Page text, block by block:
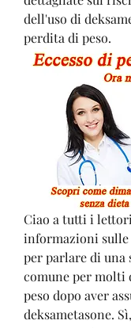
dell'uso di
perdita di peso.
Ciao a tutti i
informazioni sulle
per parlare di una
comune per molti
peso dopo aver
deksametasone.